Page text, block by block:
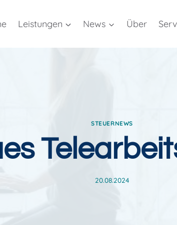
Leistungen News Über
STEUERNEWS
20.08.2024